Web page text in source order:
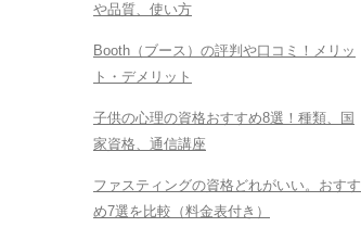
や品質、使い方
Booth（ブース）の評判や口コミ！メリッ
ト・デメリット
子供の心理の資格おすすめ8選！種類、国
家資格、通信講座
ファスティングの資格どれがいい。おすす
め7選を比較（料金表付き）